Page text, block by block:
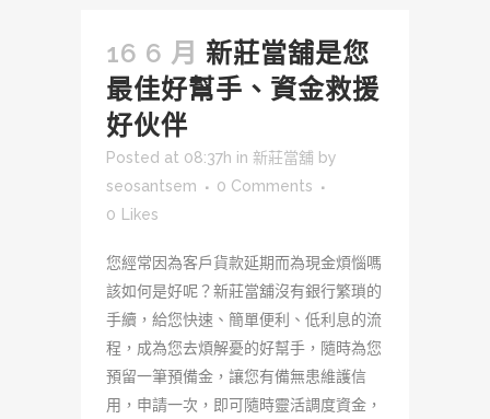
16 6 月 新莊當舖是您
最佳好幫手、資金救援
好伙伴
Posted at 08:37h in 新莊當舖 by
seosantsem
0 Comments
0 Likes
您經常因為客戶貨款延期而為現金煩惱嗎
該如何是好呢？新莊當舖沒有銀行繁瑣的
手續，給您快速、簡單便利、低利息的流
程，成為您去煩解憂的好幫手，隨時為您
預留一筆預備金，讓您有備無患維護信
用，申請一次，即可隨時靈活調度資金，